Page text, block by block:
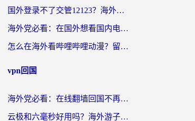
国外登录不了交管12123？海外华人亲测有效的回国加速器选择指南
海外党必看：在国外想看国内电视剧用什么软件？3步解决地域限制
怎么在海外看哔哩哔哩动漫？留学生亲测有效的回国加速方案
vpn回国
海外党必看：在线翻墙回国不再难！教你选对加速器无缝刷国内资源
云极和六毫秒好用吗？海外游子解锁国内资源的真实答案